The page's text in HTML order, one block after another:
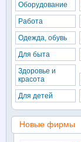
Оборудование
Работа
Одежда, обувь
Для быта
Здоровье и
красота
Для детей
Новые фирмы